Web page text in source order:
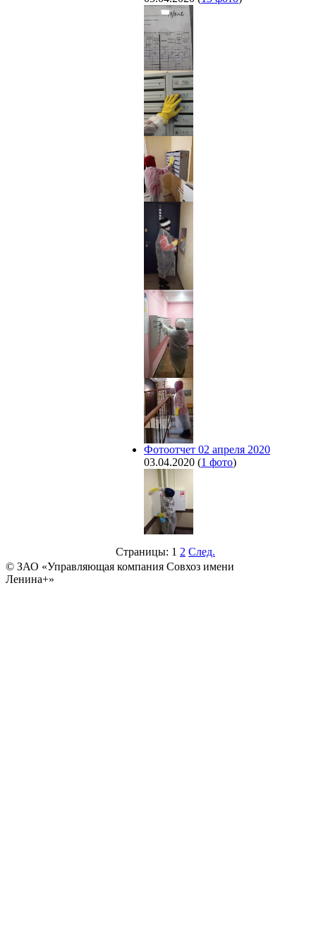
Фотоотчет 02 апреля 2020
03.04.2020 (1 фото)
Страницы: 1 2 След.
© ЗАО «Управляющая компания Совхоз имени
Ленина+»